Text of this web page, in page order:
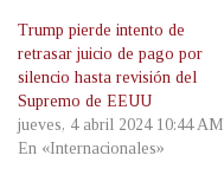
Trump pierde intento de
retrasar juicio de pago por
silencio hasta revisión del
Supremo de EEUU
jueves, 4 abril 2024 10:44 AM
En «Internacionales»